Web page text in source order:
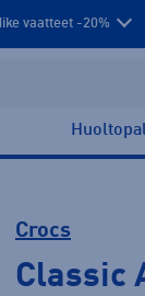
vaatteet -20%
Crocs
Classic